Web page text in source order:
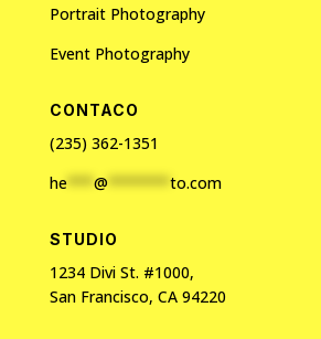
Portrait Photography
Event Photography
CONTACO
(235) 362-1351
he*** @******* to.com
STUDIO
1234 Divi St. #1000,
San Francisco, CA 94220